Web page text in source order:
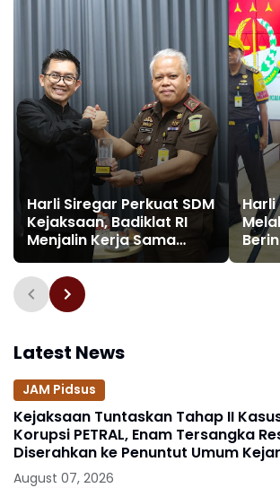
Harli Siregar Perkuat SDM
Kejaksaan, Badiklat RI
Menjalin Kerja Sama
Strategis dengan LAN RI
Harli
Latest News
JAM Pidsus
Kejaksaan Tuntaskan Tahap II
Korupsi PETRAL, Enam Tersangka
Diserahkan ke Penuntut Umum
Jakpus
August 07, 2026